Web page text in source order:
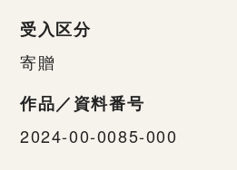
受入区分
寄贈
作品／資料番号
2024-00-0085-000